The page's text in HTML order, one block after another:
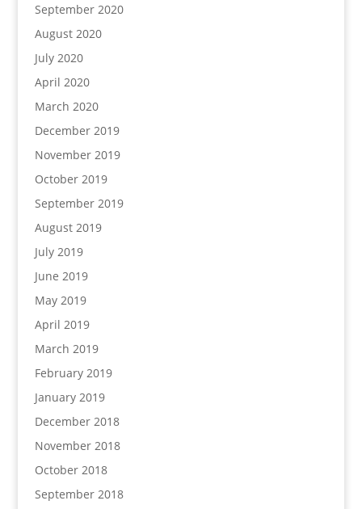
September 2020
August 2020
July 2020
April 2020
March 2020
December 2019
November 2019
October 2019
September 2019
August 2019
July 2019
June 2019
May 2019
April 2019
March 2019
February 2019
January 2019
December 2018
November 2018
October 2018
September 2018